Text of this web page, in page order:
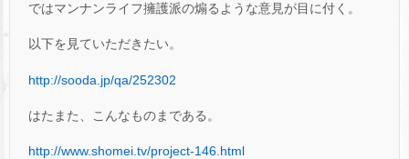
ではマンナンライフ擁護派の煽るような意見が目に付く。
以下を見ていただきたい。
http://sooda.jp/qa/252302
はたまた、こんなものまである。
http://www.shomei.tv/project-146.html